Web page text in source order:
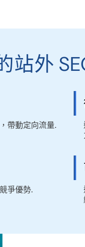
站外
帶動定向流量.
爭優勢.